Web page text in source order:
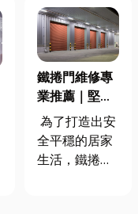
鐵捲門維修專
業推薦｜堅固
的防護營造出
最安全的居家
環境
為了打造出安
全平穩的居家
生活，鐵捲門